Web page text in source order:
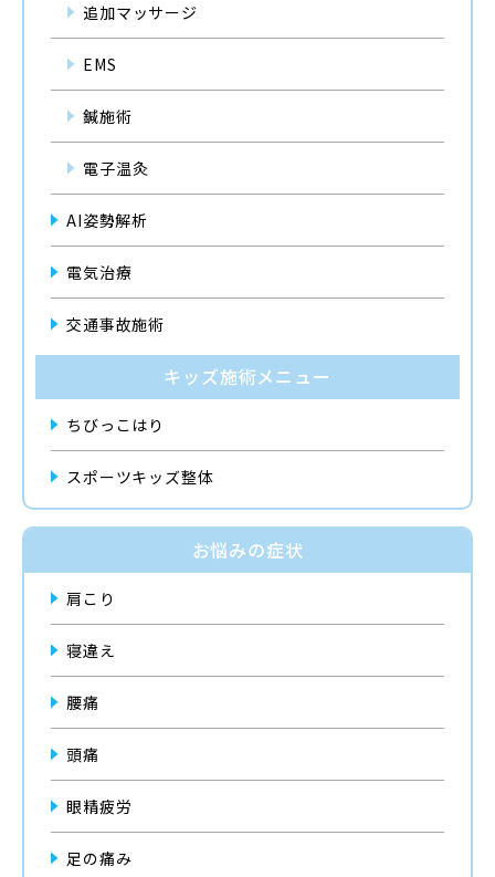
追加マッサージ
EMS
鍼施術
電子温灸
AI姿勢解析
電気治療
交通事故施術
キッズ施術メニュー
ちびっこはり
スポーツキッズ整体
お悩みの症状
肩こり
寝違え
腰痛
頭痛
眼精疲労
足の痛み